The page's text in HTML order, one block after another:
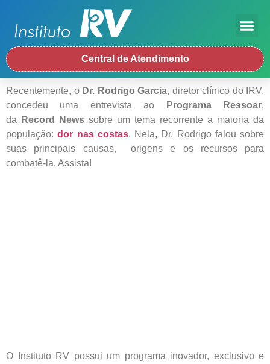
Central de Atendimento
Recentemente, o Dr. Rodrigo Garcia, diretor clínico do IRV,
concedeu uma entrevista ao
Programa Ressoar,
da
Record News sobre um tema recorrente a maioria da
população:dor nas costas. Nela, Dr. Rodrigo falou sobre
suas principais causas, origens e os recursos para
combatê-la. Assista!
O Instituto RV possui um programa inovador, exclusivo e